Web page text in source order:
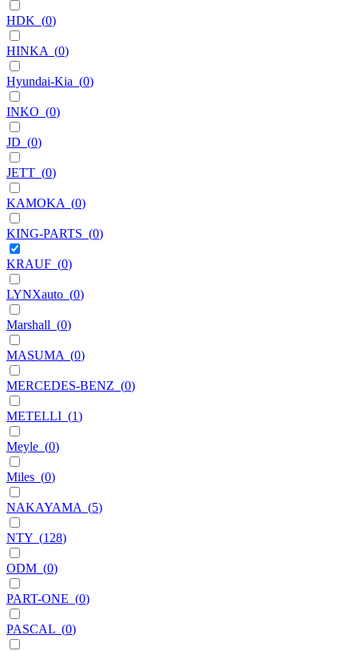
HDK (0)
HINKA (0)
Hyundai-Kia (0)
INKO (0)
JD (0)
JETT (0)
KAMOKA (0)
KING-PARTS (0)
KRAUF (0)
LYNXauto (0)
Marshall (0)
MASUMA (0)
MERCEDES-BENZ (0)
METELLI (1)
Meyle (0)
Miles (0)
NAKAYAMA (5)
NTY (128)
ODM (0)
PART-ONE (0)
PASCAL (0)